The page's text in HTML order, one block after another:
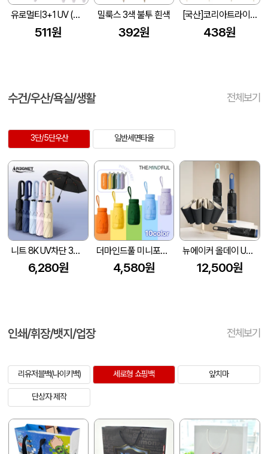
유로멀티3+1 UV (볼펜+샤프)
511원
밀룩스 3색 불투 흰색
392원
[국산]코리아트라이블랙&화이트니들3색볼펜 (0.7mm)
438원
수건/우산/욕실/생활 전체보기
3단/5단우산 일반세면타올
니트 8K UV차단 3단 완자동 양우산
6,280원
더마인드풀 미니포켓 UV차단 암막 파스텔 우양산 색상 10종
4,580원
뉴에이커 올데이 UV차단 8K 3단 거꾸로 자동 양우산 고리 손잡이
12,500원
인쇄/휘장/뱃지/업장 전체보기
리유저블백(나이키백) 세로형 쇼핑백 앞치마
단상자 제작